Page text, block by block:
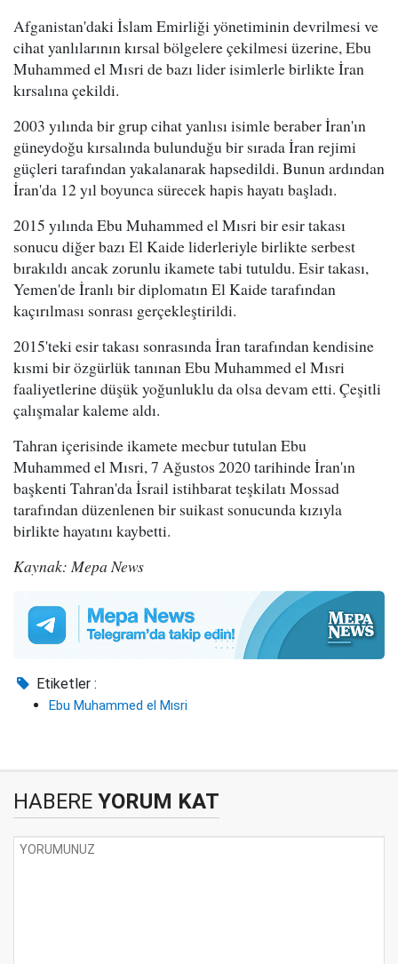
Afganistan'daki İslam Emirliği yönetiminin devrilmesi ve
cihat yanlılarının kırsal bölgelere çekilmesi üzerine, Ebu
Muhammed el Mısri de bazı lider isimlerle birlikte İran
kırsalına çekildi.
2003 yılında bir grup cihat yanlısı isimle beraber İran'ın
güneydoğu kırsalında bulunduğu bir sırada İran rejimi
güçleri tarafından yakalanarak hapsedildi. Bunun ardından
İran'da 12 yıl boyunca sürecek hapis hayatı başladı.
2015 yılında Ebu Muhammed el Mısri bir esir takası
sonucu diğer bazı El Kaide liderleriyle birlikte serbest
bırakıldı ancak zorunlu ikamete tabi tutuldu. Esir takası,
Yemen'de İranlı bir diplomatın El Kaide tarafından
kaçırılması sonrası gerçekleştirildi.
2015'teki esir takası sonrasında İran tarafından kendisine
kısmi bir özgürlük tanınan Ebu Muhammed el Mısri
faaliyetlerine düşük yoğunluklu da olsa devam etti. Çeşitli
çalışmalar kaleme aldı.
Tahran içerisinde ikamete mecbur tutulan Ebu
Muhammed el Mısri, 7 Ağustos 2020 tarihinde İran'ın
başkenti Tahran'da İsrail istihbarat teşkilatı Mossad
tarafından düzenlenen bir suikast sonucunda kızıyla
birlikte hayatını kaybetti.
Kaynak: Mepa News
Etiketler :
Ebu Muhammed el Mısri
HABERE YORUM KAT